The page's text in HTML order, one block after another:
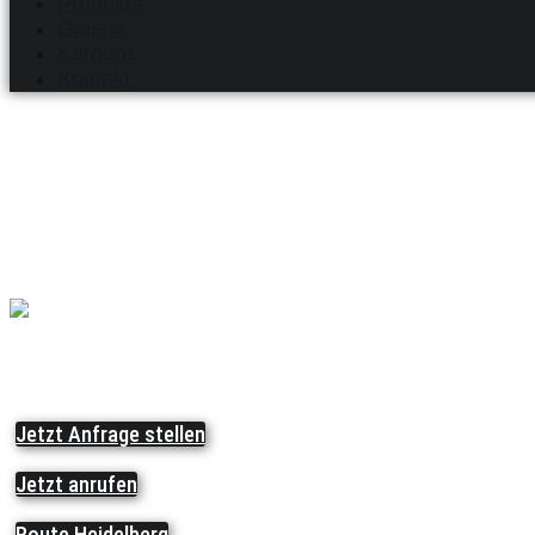
Jetzt Anfrage stellen
Jetzt anrufen